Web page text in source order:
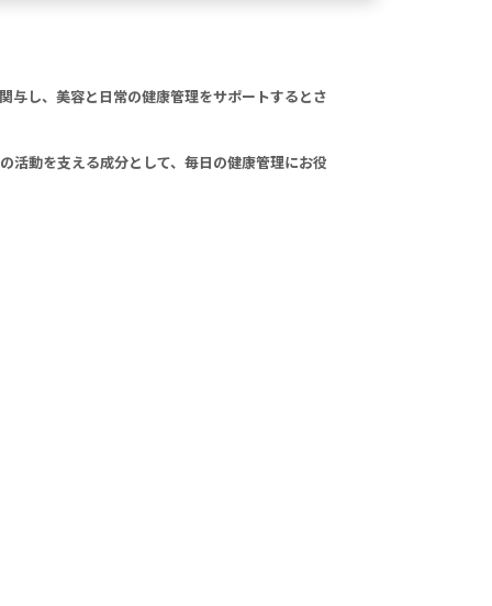
与し、美容と日常の健康管理をサポートするとさ
活動を支える成分として、毎日の健康管理にお役